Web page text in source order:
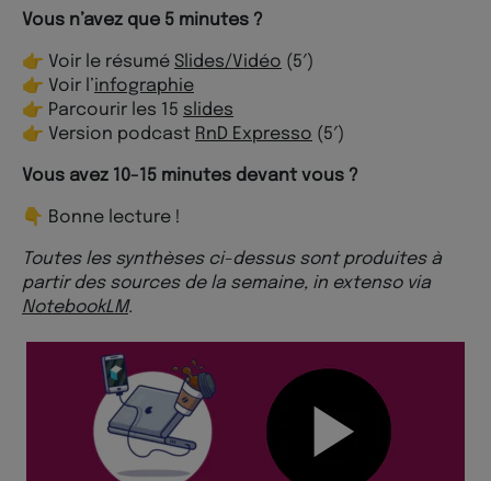
Vous n’avez que 5 minutes ?
👉 Voir le résumé Slides/Vidéo (5′)
👉 Voir l’infographie
👉 Parcourir les 15 slides
👉 Version podcast RnD Expresso (5′)
Vous avez 10-15 minutes devant vous ?
👇 Bonne lecture !
Toutes les synthèses ci-dessus sont produites à
partir des sources de la semaine, in extenso via
NotebookLM.